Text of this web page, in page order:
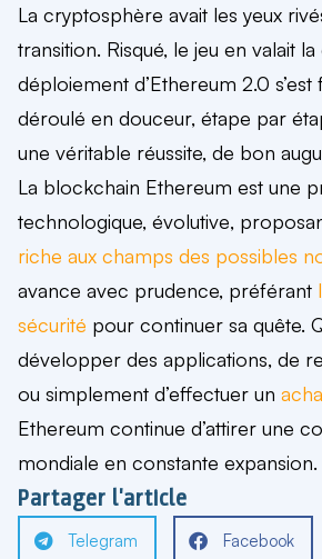
La cryptosphère avait les yeux
transition. Risqué, le jeu en valait
déploiement d’Ethereum 2.0 s’est
déroulé en douceur, étape par
une véritable réussite, de bon
La blockchain Ethereum est une
technologique, évolutive,
riche aux champs des possibles
avance avec prudence, préférant
sécurité pour continuer sa quête.
développer des applications, de
ou simplement d’effectuer un
Ethereum continue d’attirer une
mondiale en constante expansion.
Partager l'article
Telegram Facebook